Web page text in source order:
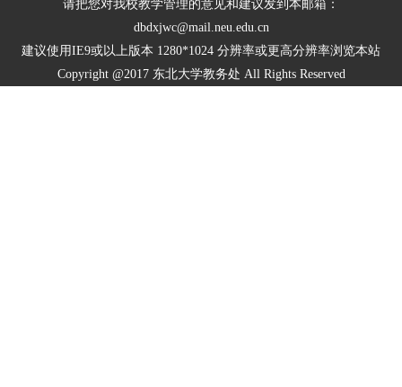
请把您对我校教学管理的意见和建议发到本邮箱：
dbdxjwc@mail.neu.edu.cn
建议使用IE9或以上版本 1280*1024 分辨率或更高分辨率浏览本站
Copyright @2017 东北大学教务处 All Rights Reserved